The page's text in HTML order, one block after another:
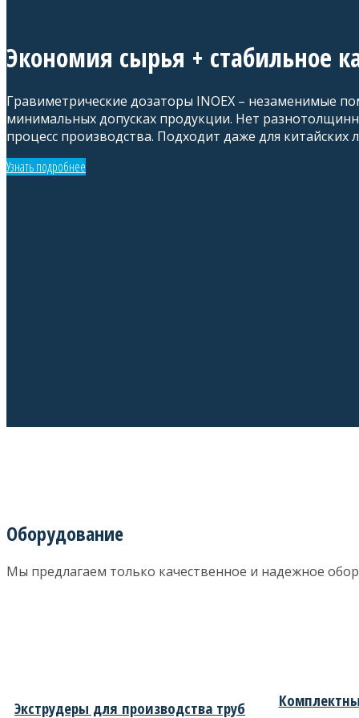
Экономия сырья + стабильное
Гравиметрические дозаторы INOEX – незаменимые
минимальных допусках продукции. Нет
процесс производства. Подходит даже для китайских
Узнать подробнее
Оборудование
Мы предлагаем только качественное и надежное
Экструдеры для производства труб